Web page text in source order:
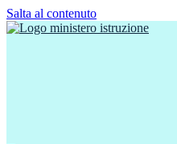
Salta al contenuto